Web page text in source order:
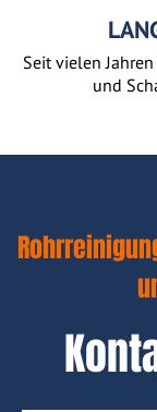
Seit vielen
und